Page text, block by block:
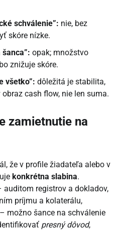
schválenie”: nie, bez
skóre nízke.
šanca”: opak; množstvo
znižuje skóre.
všetko”: dôležitá je stabilita,
cash flow, nie len suma.
zamietnutie na
že v profile žiadateľa alebo v
konkrétna slabina.
registrov a dokladov,
príjmu a kolaterálu,
možno šance na schválenie
presný dôvod,